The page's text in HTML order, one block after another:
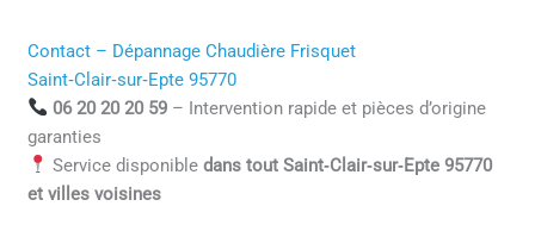
Contact – Dépannage Chaudière Frisquet
Saint‑Clair‑sur‑Epte 95770
06 20 20 20 59– Intervention rapide et pièces d’origine
garanties
Service disponible dans tout Saint‑Clair‑sur‑Epte 95770
et villes voisines